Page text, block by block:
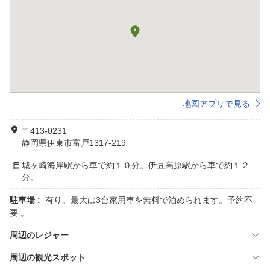
地図アプリで見る
〒413-0231
静岡県伊東市富戸1317-219
城ヶ崎海岸駅から車で約１０分。伊豆高原駅から車で約１２
分。
駐車場 : 有り。最大は3台家用車を無料で泊められます。予約不
要 。
周辺のレジャー
周辺の観光スポット